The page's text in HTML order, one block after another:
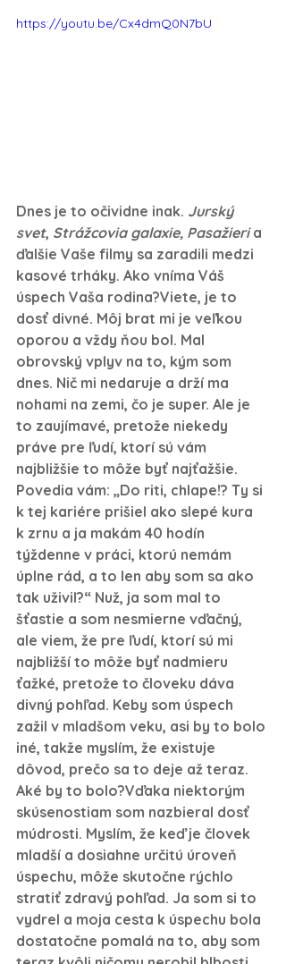
https://youtu.be/Cx4dmQ0N7bU
Dnes je to očividne inak. Jurský
svet, Strážcovia galaxie, Pasažieri a
ďalšie Vaše filmy sa zaradili medzi
kasové trháky. Ako vníma Váš
úspech Vaša rodina?Viete, je to
dosť divné. Môj brat mi je veľkou
oporou a vždy ňou bol. Mal
obrovský vplyv na to, kým som
dnes. Nič mi nedaruje a drží ma
nohami na zemi, čo je super. Ale je
to zaujímavé, pretože niekedy
práve pre ľudí, ktorí sú vám
najbližšie to môže byť najťažšie.
Povedia vám: „Do riti, chlape!? Ty si
k tej kariére prišiel ako slepé kura
k zrnu a ja makám 40 hodín
týždenne v práci, ktorú nemám
úplne rád, a to len aby som sa ako
tak uživil?“ Nuž, ja som mal to
šťastie a som nesmierne vďačný,
ale viem, že pre ľudí, ktorí sú mi
najbližší to môže byť nadmieru
ťažké, pretože to človeku dáva
divný pohľad. Keby som úspech
zažil v mladšom veku, asi by to bolo
iné, takže myslím, že existuje
dôvod, prečo sa to deje až teraz.
Aké by to bolo?Vďaka niektorým
skúsenostiam som nazbieral dosť
múdrosti. Myslím, že keď je človek
mladší a dosiahne určitú úroveň
úspechu, môže skutočne rýchlo
stratiť zdravý pohľad. Ja som si to
vydrel a moja cesta k úspechu bola
dostatočne pomalá na to, aby som